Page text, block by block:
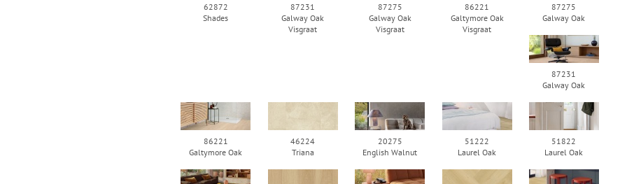
62872
Shades
87231
Galway Oak
Visgraat
87275
Galway Oak
Visgraat
86221
Galtymore Oak
Visgraat
87275
Galway Oak
87231
Galway Oak
86221
Galtymore Oak
46224
Triana
20275
English Walnut
51222
Laurel Oak
51822
Laurel Oak